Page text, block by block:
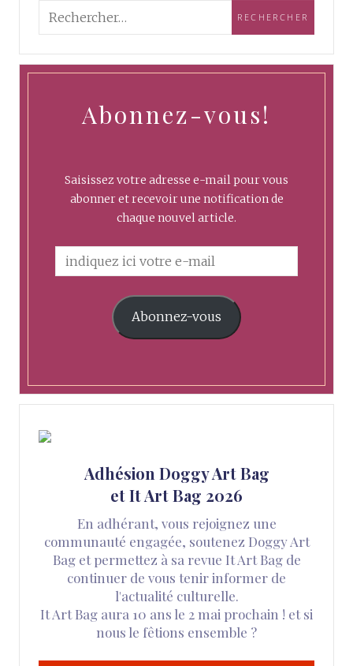
Abonnez-vous!
Saisissez votre adresse e-mail pour vous
abonner et recevoir une notification de
chaque nouvel article.
Abonnez-vous
Adhésion Doggy Art Bag
et It Art Bag 2026
En adhérant, vous rejoignez une
communauté engagée, soutenez Doggy Art
Bag et permettez à sa revue It Art Bag de
continuer de vous tenir informer de
l'actualité culturelle.
It Art Bag aura 10 ans le 2 mai prochain ! et si
nous le fêtions ensemble ?